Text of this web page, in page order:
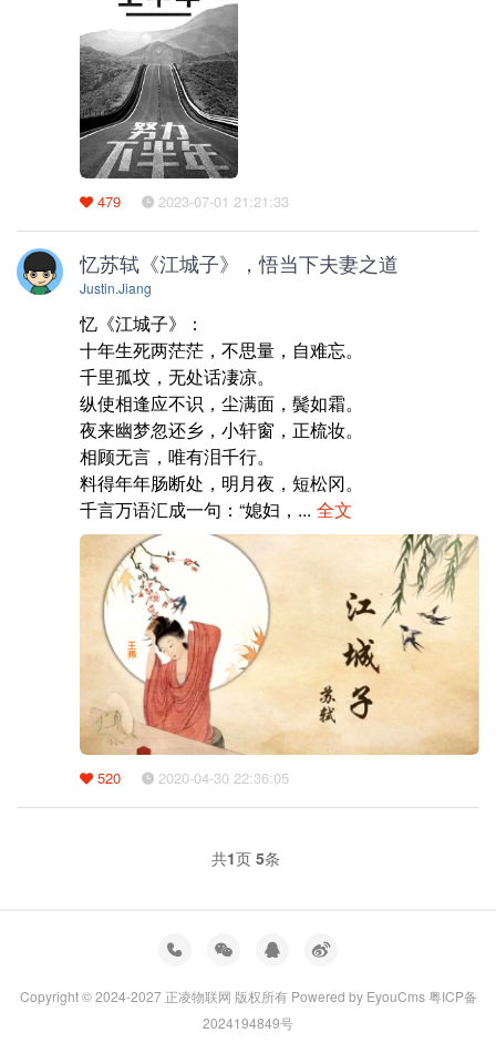
479 2023-07-01 21:21:33
忆苏轼《江城子》，悟当下夫妻之道
Justin.Jiang
忆《江城子》：
十年生死两茫茫，不思量，自难忘。
千里孤坟，无处话凄凉。
纵使相逢应不识，尘满面，鬓如霜。
夜来幽梦忽还乡，小轩窗，正梳妆。
相顾无言，唯有泪千行。
料得年年肠断处，明月夜，短松冈。
千言万语汇成一句：“媳妇，... 全文
520 2020-04-30 22:36:05
共1页 5条
Copyright © 2024-2027 正凌物联网 版权所有Powered by EyouCms粤ICP备
2024194849号